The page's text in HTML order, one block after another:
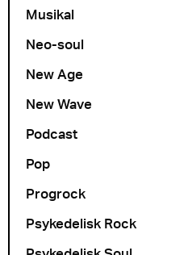
Musikal
Neo-soul
New Age
New Wave
Podcast
Pop
Progrock
Psykedelisk Rock